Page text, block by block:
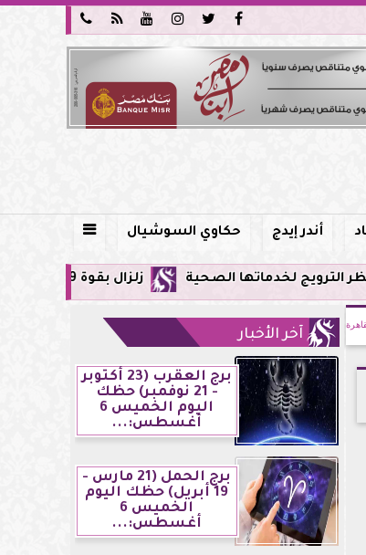






أندر إيدج حكاوي السوشيال 
زلزال بقوة 5.9 ريختر يشعر به سكان القاهرة وعدة محافظات.. مركزه شرق البحر المتوسط الصحية
آخر الأخبار
برج العقرب (23 أكتوبر
- 21 نوفمبر) حظك
اليوم الخميس 6
أغسطس:...
برج الحمل (21 مارس -
19 أبريل) حظك اليوم
الخميس 6
أغسطس:...